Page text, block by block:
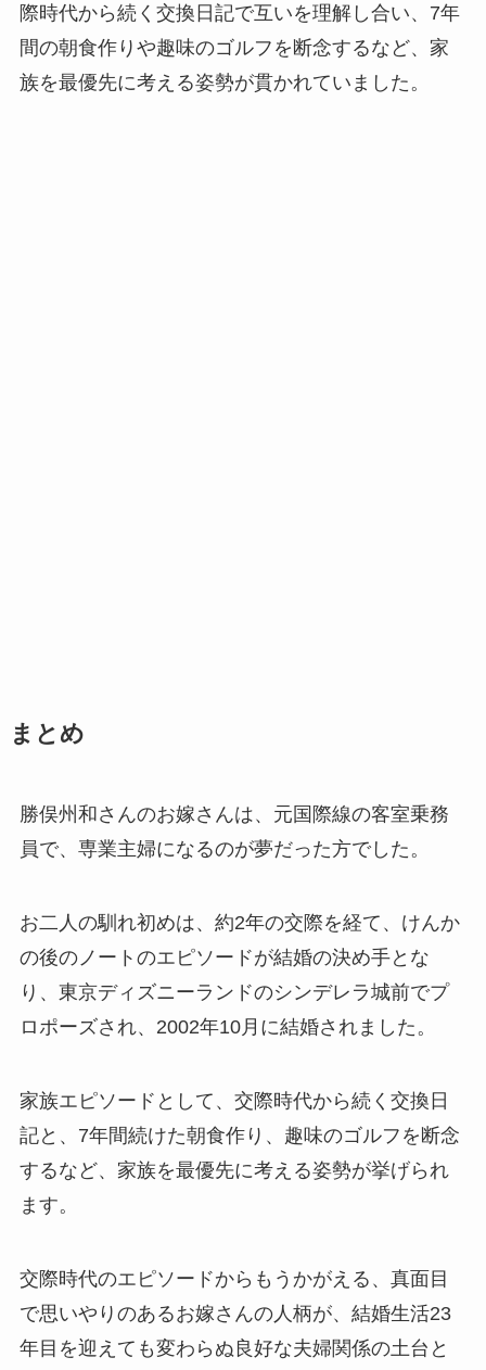
際時代から続く交換日記で互いを理解し合い、7年
間の朝食作りや趣味のゴルフを断念するなど、家
族を最優先に考える姿勢が貫かれていました。
まとめ
勝俣州和さんのお嫁さんは、元国際線の客室乗務
員で、専業主婦になるのが夢だった方でした。
お二人の馴れ初めは、約2年の交際を経て、けんか
の後のノートのエピソードが結婚の決め手とな
り、東京ディズニーランドのシンデレラ城前でプ
ロポーズされ、2002年10月に結婚されました。
家族エピソードとして、交際時代から続く交換日
記と、7年間続けた朝食作り、趣味のゴルフを断念
するなど、家族を最優先に考える姿勢が挙げられ
ます。
交際時代のエピソードからもうかがえる、真面目
で思いやりのあるお嫁さんの人柄が、結婚生活23
年目を迎えても変わらぬ良好な夫婦関係の土台と